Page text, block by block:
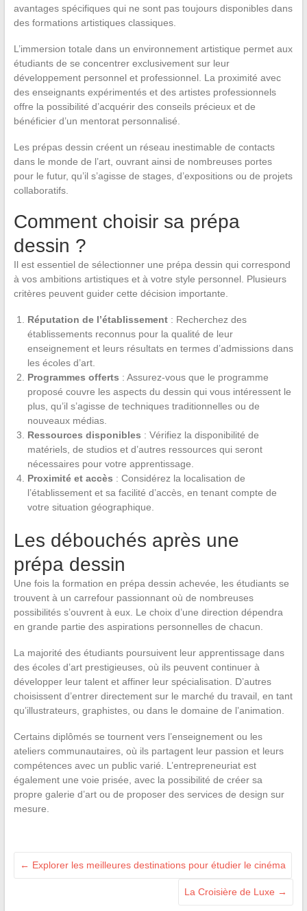
avantages spécifiques qui ne sont pas toujours disponibles dans
des formations artistiques classiques.
L’immersion totale dans un environnement artistique permet aux
étudiants de se concentrer exclusivement sur leur
développement personnel et professionnel. La proximité avec
des enseignants expérimentés et des artistes professionnels
offre la possibilité d’acquérir des conseils précieux et de
bénéficier d’un mentorat personnalisé.
Les prépas dessin créent un réseau inestimable de contacts
dans le monde de l’art, ouvrant ainsi de nombreuses portes
pour le futur, qu’il s’agisse de stages, d’expositions ou de projets
collaboratifs.
Comment choisir sa prépa
dessin ?
Il est essentiel de sélectionner une prépa dessin qui correspond
à vos ambitions artistiques et à votre style personnel. Plusieurs
critères peuvent guider cette décision importante.
Réputation de l’établissement: Recherchez des
établissements reconnus pour la qualité de leur
enseignement et leurs résultats en termes d’admissions dans
les écoles d’art.
Programmes offerts : Assurez-vous que le programme
proposé couvre les aspects du dessin qui vous intéressent le
plus, qu’il s’agisse de techniques traditionnelles ou de
nouveaux médias.
Ressources disponibles : Vérifiez la disponibilité de
matériels, de studios et d’autres ressources qui seront
nécessaires pour votre apprentissage.
Proximité et accès : Considérez la localisation de
l’établissement et sa facilité d’accès, en tenant compte de
votre situation géographique.
Les débouchés après une
prépa dessin
Une fois la formation en prépa dessin achevée, les étudiants se
trouvent à un carrefour passionnant où de nombreuses
possibilités s’ouvrent à eux. Le choix d’une direction dépendra
en grande partie des aspirations personnelles de chacun.
La majorité des étudiants poursuivent leur apprentissage dans
des écoles d’art prestigieuses, où ils peuvent continuer à
développer leur talent et affiner leur spécialisation. D’autres
choisissent d’entrer directement sur le marché du travail, en tant
qu’illustrateurs, graphistes, ou dans le domaine de l’animation.
Certains diplômés se tournent vers l’enseignement ou les
ateliers communautaires, où ils partagent leur passion et leurs
compétences avec un public varié. L’entrepreneuriat est
également une voie prisée, avec la possibilité de créer sa
propre galerie d’art ou de proposer des services de design sur
mesure.
← Explorer les meilleures destinations pour étudier le cinéma
La Croisière de Luxe →